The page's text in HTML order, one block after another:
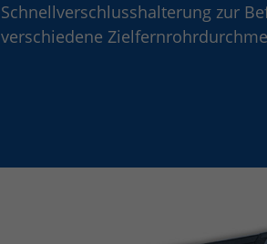
Schnellverschlusshalterung zur
verschiedene